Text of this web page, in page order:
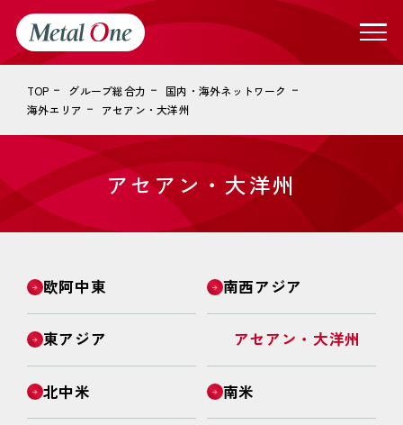
TOP グループ総合力
国内・海外ネットワーク
海外エリア
アセアン・大洋州
アセアン・大洋州
欧阿中東 南西アジア
東アジア アセアン・大洋州
北中米 南米